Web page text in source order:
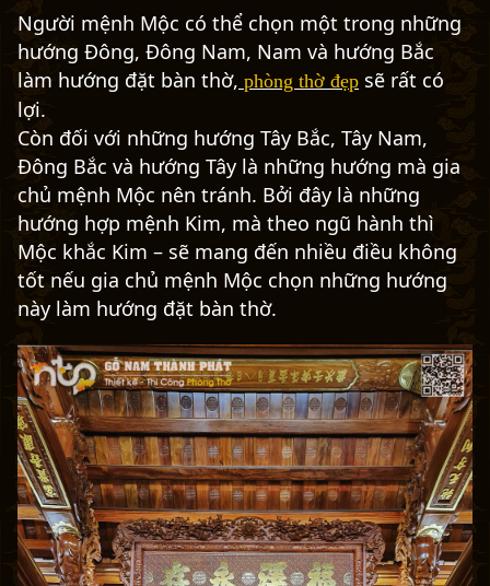
Người mệnh Mộc có thể chọn một trong những
hướng Đông, Đông Nam, Nam và hướng Bắc
làm hướng đặt bàn thờ, phòng thờ đẹp sẽ rất có
lợi.
Còn đối với những hướng Tây Bắc, Tây Nam,
Đông Bắc và hướng Tây là những hướng mà gia
chủ mệnh Mộc nên tránh. Bởi đây là những
hướng hợp mệnh Kim, mà theo ngũ hành thì
Mộc khắc Kim – sẽ mang đến nhiều điều không
tốt nếu gia chủ mệnh Mộc chọn những hướng
này làm hướng đặt bàn thờ.